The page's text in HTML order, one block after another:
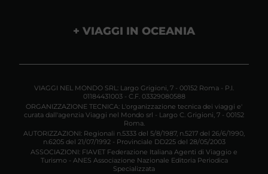
VIAGGI IN OCEANIA
VIAGGI NEL MONDO SRL: Largo Grigioni, 7 - 00152 Roma - P.I.
01184431003 - C.F. 03329080588
ORGANIZZAZIONE TECNICA: L'organizzazione tecnica dei viaggi e'
curata dall'agenzia Viaggi nel Mondo srl - Largo C. Grigioni, 7 - 00152
Roma.
AUTORIZZAZIONI: Regionali n.5333 del 5/8/1987, n.5217 del 26/6/1990,
n.6205 del 21/07/1992 - Provinciale DD225 del 28/05/2003
ASSOCIAZIONI: FIAVET Federazione Italiana Agenti di Viaggio e
Turismo - ANES Associazione Nazionale Editoria Periodica
Specializzata